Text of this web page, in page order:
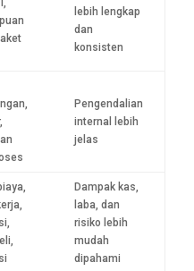
lebih lengkap
dan
konsisten
Pengendalian
internal lebih
jelas
Dampak kas,
laba, dan
risiko lebih
mudah
dipahami